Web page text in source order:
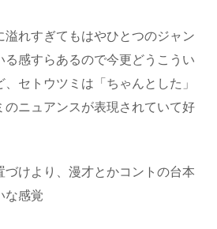
溢れすぎてもはやひとつのジャン
る感すらあるので今更どうこうい
セトウツミは「ちゃんとした」
のニュアンスが表現されていて好
づけより、漫才とかコントの台本
な感覚